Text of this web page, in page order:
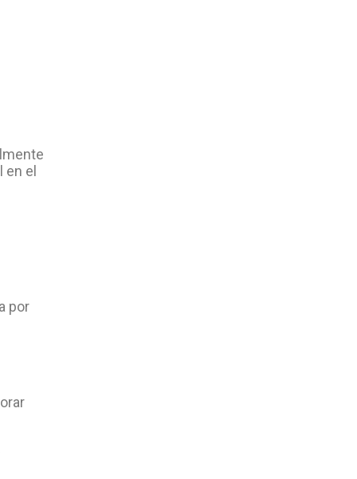
en el
por